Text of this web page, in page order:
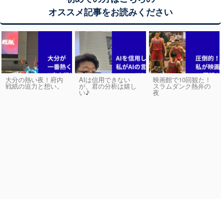
オススメ記事をお読みください
大分の熱い夜！府内
戦紙の迫力と想い。
AIは信用できない
が、君の分析は嬉し
い♪
映画館で10回観た！
スラムダンク熱弁の
夜